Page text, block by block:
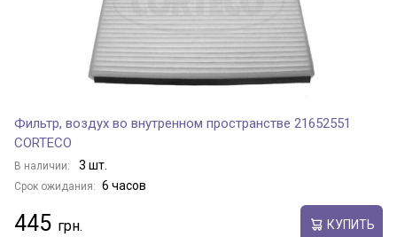
Фильтр, воздух во внутренном пространстве 21652551
CORTECO
В наличии: 3 шт.
Срок ожидания: 6 часов
445 КУПИТЬ